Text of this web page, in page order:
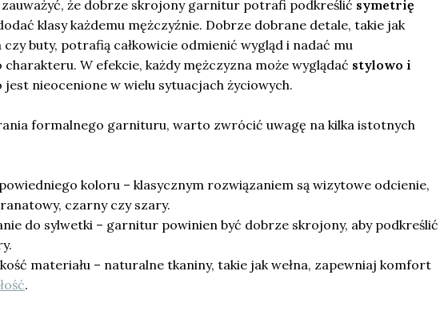
że dobrze skrojony garnitur potrafi podkreślić symetrię
klasy każdemu mężczyźnie. Dobrze dobrane detale, takie jak
buty, potrafią całkowicie odmienić wygląd i nadać mu
W efekcie, każdy mężczyzna może wyglądać stylowo i
jest nieocenione w wielu sytuacjach życiowych.
formalnego garnituru, warto zwrócić uwagę na kilka istotnych
koloru – klasycznym rozwiązaniem są wizytowe odcienie,
czarny czy szary.
do sylwetki – garnitur powinien być dobrze skrojony, aby podkreślić
materiału – naturalne tkaniny, takie jak wełna, zapewniaj komfort
.